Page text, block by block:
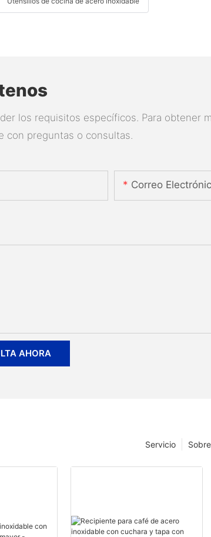
los requisitos específicos. Para obtener
preguntas o consultas.
Correo
AHORA
Servicio